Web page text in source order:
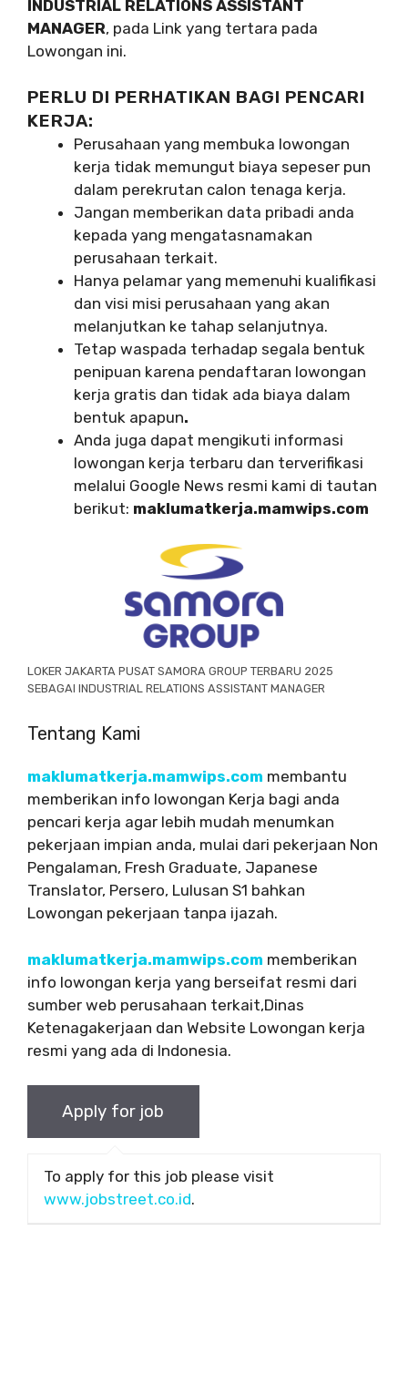
INDUSTRIAL RELATIONS ASSISTANT
MANAGER, pada Link yang tertara pada
Lowongan ini.
PERLU DI PERHATIKAN BAGI PENCARI
KERJA:
Perusahaan yang membuka lowongan
kerja tidak memungut biaya sepeser pun
dalam perekrutan calon tenaga kerja.
Jangan memberikan data pribadi anda
kepada yang mengatasnamakan
perusahaan terkait.
Hanya pelamar yang memenuhi kualifikasi
dan visi misi perusahaan yang akan
melanjutkan ke tahap selanjutnya.
Tetap waspada terhadap segala bentuk
penipuan karena pendaftaran lowongan
kerja gratis dan tidak ada biaya dalam
bentuk apapun.
Anda juga dapat mengikuti informasi
lowongan kerja terbaru dan terverifikasi
melalui Google News resmi kami di tautan
berikut: maklumatkerja.mamwips.com
LOKER JAKARTA PUSAT SAMORA GROUP TERBARU 2025
SEBAGAI INDUSTRIAL RELATIONS ASSISTANT MANAGER
Tentang Kami
maklumatkerja.mamwips.com membantu
memberikan info lowongan Kerja bagi anda
pencari kerja agar lebih mudah menumkan
pekerjaan impian anda, mulai dari pekerjaan Non
Pengalaman, Fresh Graduate, Japanese
Translator, Persero, Lulusan S1 bahkan
Lowongan pekerjaan tanpa ijazah.
maklumatkerja.mamwips.com memberikan
info lowongan kerja yang berseifat resmi dari
sumber web perusahaan terkait,Dinas
Ketenagakerjaan dan Website Lowongan kerja
resmi yang ada di Indonesia.
To apply for this job please visit
www.jobstreet.co.id.